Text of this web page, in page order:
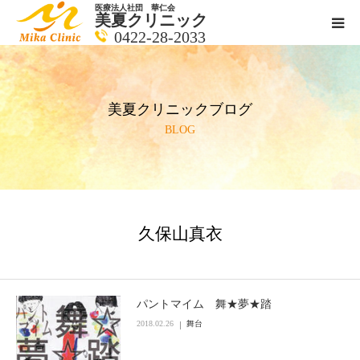
医療法人社団 華仁会
美夏クリニック
0422-28-2033
美夏クリニックブログ
BLOG
久保山真衣
パントマイム 舞★夢★踏
2018.02.26 舞台
医師紹介
診療科目
クリニックの紹介
ブログ一覧ページ
料金一覧 new